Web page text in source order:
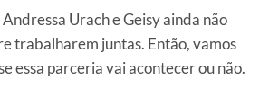
Urach e Geisy ainda não
trabalharem juntas. Então, vamos
essa parceria vai acontecer ou não.